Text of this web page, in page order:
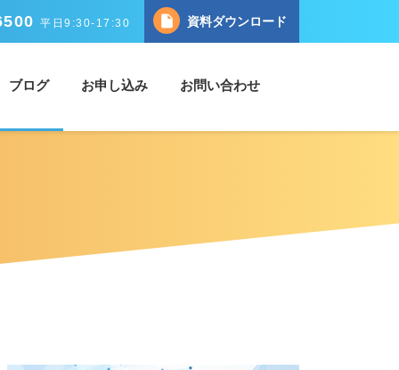
平日9:30-17:30
サポート
ブログ お申し込み お問い合わせ
insert_drive_file 資料ダウンロード